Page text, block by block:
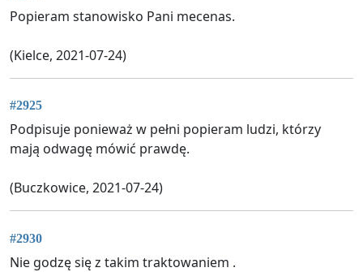
Popieram stanowisko Pani mecenas.
(Kielce, 2021-07-24)
#2925
Podpisuje ponieważ w pełni popieram ludzi, którzy
mają odwagę mówić prawdę.
(Buczkowice, 2021-07-24)
#2930
Nie godzę się z takim traktowaniem .